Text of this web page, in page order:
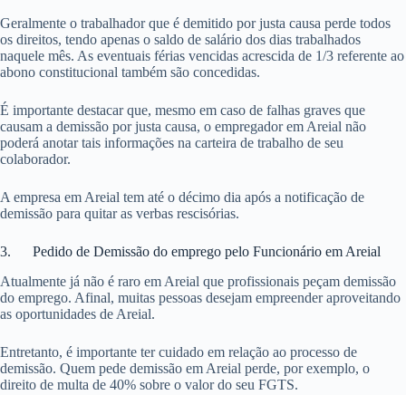
Geralmente o trabalhador que é demitido por justa causa perde todos
os direitos, tendo apenas o saldo de salário dos dias trabalhados
naquele mês. As eventuais férias vencidas acrescida de 1/3 referente ao
abono constitucional também são concedidas.
É importante destacar que, mesmo em caso de falhas graves que
causam a demissão por justa causa, o empregador em Areial não
poderá anotar tais informações na carteira de trabalho de seu
colaborador.
A empresa em Areial tem até o décimo dia após a notificação de
demissão para quitar as verbas rescisórias.
3. Pedido de Demissão do emprego pelo Funcionário em Areial
Atualmente já não é raro em Areial que profissionais peçam demissão
do emprego. Afinal, muitas pessoas desejam empreender aproveitando
as oportunidades de Areial.
Entretanto, é importante ter cuidado em relação ao processo de
demissão. Quem pede demissão em Areial perde, por exemplo, o
direito de multa de 40% sobre o valor do seu FGTS.